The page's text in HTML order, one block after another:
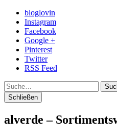
bloglovin
Instagram
Facebook
Google +
Pinterest
Twitter
RSS Feed
Suche
Schließen
alverde –